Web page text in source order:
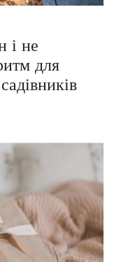
і не
для